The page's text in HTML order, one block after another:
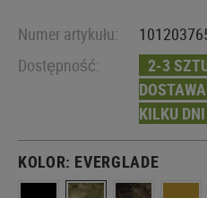
Numer artykułu:
Dostępność:
2-3
KILKU
KOLOR: EVERGLADE